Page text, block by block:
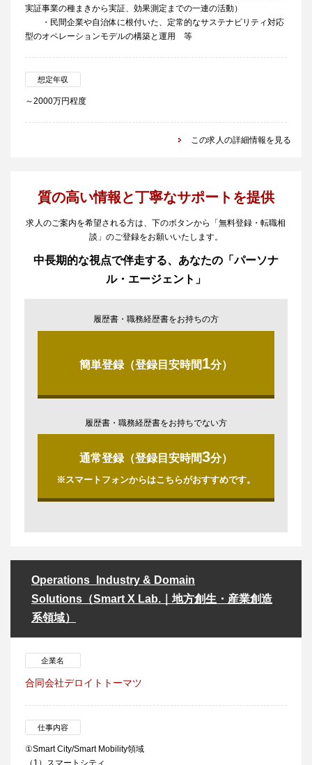
実証事業の種まきから実証、効果測定までの一連の活動）
・民間企業や自治体に根付いた、定常的なサステナビリティ対応
型のオペレーションモデルの構築と運用 等
想定年収
～2000万円程度
この求人の詳細情報を見る
質の高い情報と丁寧なサポートを提供
求人のご案内を希望される方は、下のボタンから「無料登録・転職相
談」のご登録をお願いいたします。
中長期的な視点で伴走する、あなたの「パーソナ
ル・エージェント」
履歴書・職務経歴書をお持ちの方
簡単登録（登録目安時間1分）
履歴書・職務経歴書をお持ちでない方
通常登録（登録目安時間3分）
※スマートフォンからはこちらがおすすめです。
Operations_Industry & Domain
Solutions（Smart X Lab.｜地方創生・産業創造
系領域）
企業名
合同会社デロイトトーマツ
仕事内容
①Smart City/Smart Mobility領域